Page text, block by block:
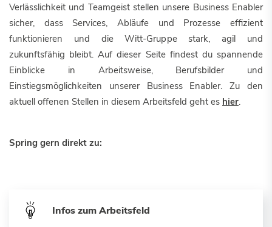
Verlässlichkeit und Teamgeist stellen unsere Business Enabler
sicher, dass Services, Abläufe und Prozesse effizient
funktionieren und die Witt-Gruppe stark, agil und
zukunftsfähig bleibt. Auf dieser Seite findest du spannende
Einblicke in Arbeitsweise, Berufsbilder und
Einstiegsmöglichkeiten unserer Business Enabler. Zu den
aktuell offenen Stellen in diesem Arbeitsfeld geht es hier.
Spring gern direkt zu:
Infos zum Arbeitsfeld